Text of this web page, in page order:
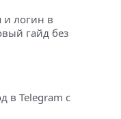
и логин в
гайд без
в Telegram с